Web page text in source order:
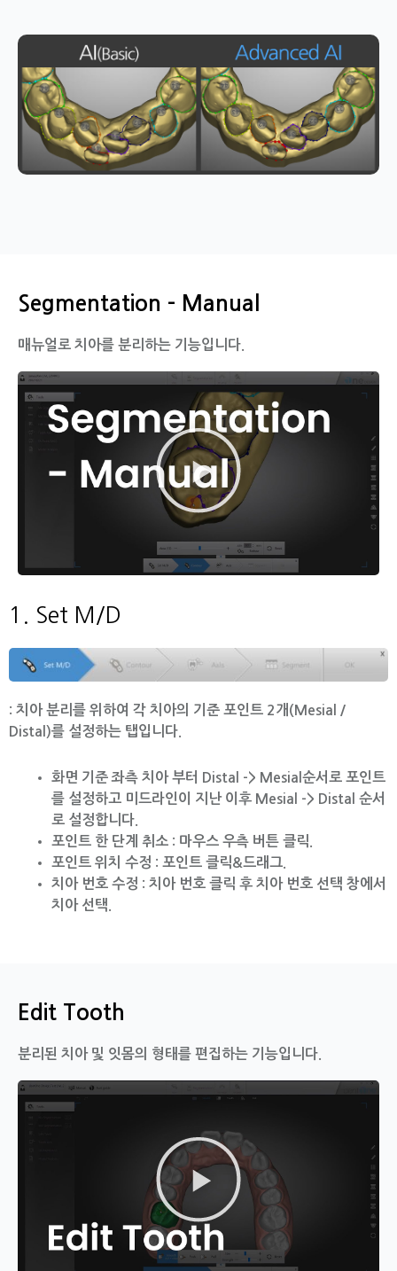
Segmentation - Manual
매뉴얼로 치아를 분리하는 기능입니다.
동
영
상
재
1. Set M/D
: 치아 분리를 위하여 각 치아의 기준 포인트 2개(Mesial /
Distal)를 설정하는 탭입니다.
화면 기준 좌측 치아 부터 Distal -> Mesial순서로 포인트
를 설정하고 미드라인이 지난 이후 Mesial -> Distal 순서
로 설정합니다.
포인트 한 단계 취소 : 마우스 우측 버튼 클릭.
포인트 위치 수정 : 포인트 클릭&드래그.
치아 번호 수정 : 치아 번호 클릭 후 치아 번호 선택 창에서
치아 선택.
Edit Tooth
분리된 치아 및 잇몸의 형태를 편집하는 기능입니다.
동
영
상